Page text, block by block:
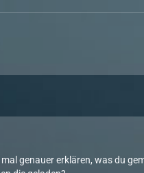
genauer erklären, was du